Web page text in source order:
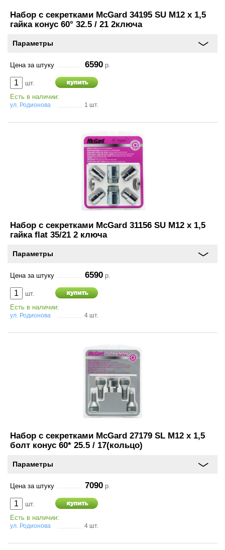
Оставить
отзыв
Консультация
по
шинам
+7
Набор с секретками McGard 34195 SU M12 x 1,5
гайка конус 60° 32.5 / 21 2ключа
Параметры
Цена за штуку 6590 р.
шт.
Есть в наличии:
ул. Родионова 1 шт.
Набор с секретками McGard 31156 SU M12 x 1,5
гайка flat 35/21 2 ключа
Параметры
Цена за штуку 6590 р.
шт.
Есть в наличии:
ул. Родионова 4 шт.
Набор с секретками McGard 27179 SL M12 x 1,5
болт конус 60* 25.5 / 17(кольцо)
Параметры
Цена за штуку 7090 р.
шт.
Есть в наличии:
ул. Родионова 4 шт.